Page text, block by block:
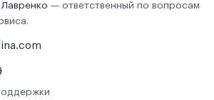
— ответственный по вопросам